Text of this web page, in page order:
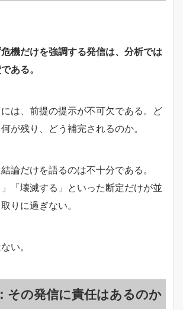
機だけを強調する発信は、分析では
ある。
は、前提の提示が不可欠である。ど
が残り、どう補完されるのか。
論だけを語るのは不十分である。
」「壊滅する」といった断定だけが並
りに過ぎない。
い。
その発信に責任はあるのか